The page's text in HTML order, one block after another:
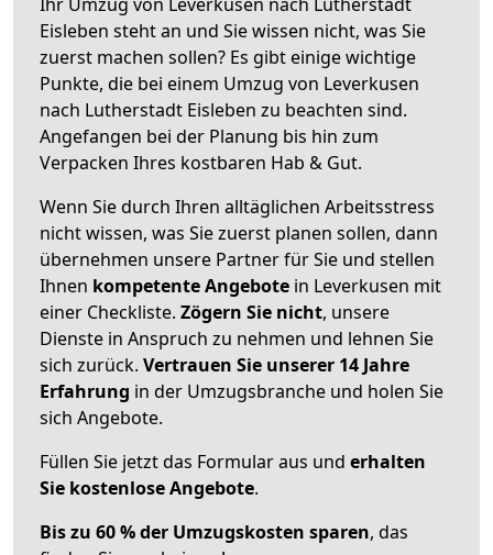
Eisleben steht an und Sie wissen nicht, was Sie
zuerst machen sollen? Es gibt einige wichtige
Punkte, die bei einem Umzug von Leverkusen
nach Lutherstadt Eisleben zu beachten sind.
Angefangen bei der Planung bis hin zum
Verpacken Ihres kostbaren Hab & Gut.
Wenn Sie durch Ihren alltäglichen Arbeitsstress
nicht wissen, was Sie zuerst planen sollen, dann
übernehmen unsere Partner für Sie und stellen
Ihnen kompetente Angebote in Leverkusen mit
einer Checkliste. Zögern Sie nicht, unsere
Dienste in Anspruch zu nehmen und lehnen Sie
sich zurück. Vertrauen Sie unserer 14 Jahre
Erfahrung in der Umzugsbranche und holen Sie
sich Angebote.
Füllen Sie jetzt das Formular aus und erhalten
Sie kostenlose Angebote.
Bis zu 60 % der Umzugskosten sparen, das